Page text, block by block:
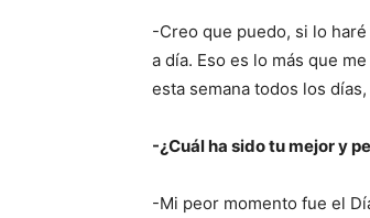
-Creo que puedo, si lo
a día. Eso es lo más que
esta semana todos los
-¿Cuál ha sido tu mejor y
-Mi peor momento fue el